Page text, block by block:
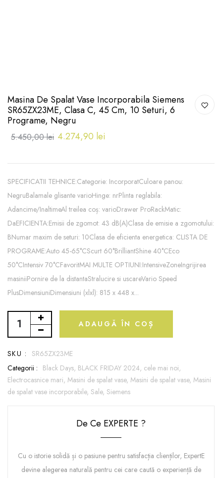
Masina De Spalat Vase Incorporabila Siemens
SR65ZX23ME, Clasa C, 45 Cm, 10 Seturi, 6
Programe, Negru
5.450,00 lei 4.274,90 lei
SPECIFICATII TEHNICE:Categorie: IncorporatCuloare panou:
NegruBalamale glisante varioHinge: nrPlinta reglabila:
Adancime/InaltimeAl treilea coș: varioDrawer ProRackMatic:
DaEFICIENTA:Emisii de zgomot: 43 dB(A)Clasa de emisie a zgomotului:
BNumar maxim de seturi: 10Clasa de eficienta energetica: CLISTA DE
PROGRAME:Auto 45-65°CScurt 60°BrilliantShine 40°CEco
50°CIntensiv 70°CFavoritMAI MULTE OPTIUNI:IntensiveZoneIngrijirea
masiniiPornire de la distantaStralucire si uscareVario Speed
PlusDimensiuniDimensiuni (xlxl): 815 x 448 x...
ADAUGĂ ÎN COȘ
SKU : SR65ZX23ME
Categorii : Black Days, BLACK FRIDAY 2024, cele mai noi,
Electrocasnice mari, Masini de spalat vase, Masini de spalat vase, Masini
de spalat vase incorporabile, Sale, Siemens
De Ce EXPERTE ?
Cu o istorie solidă și o pasiune pentru satisfacția clienților, ExpertE
devine alegerea naturală pentru cei care caută o experiență de